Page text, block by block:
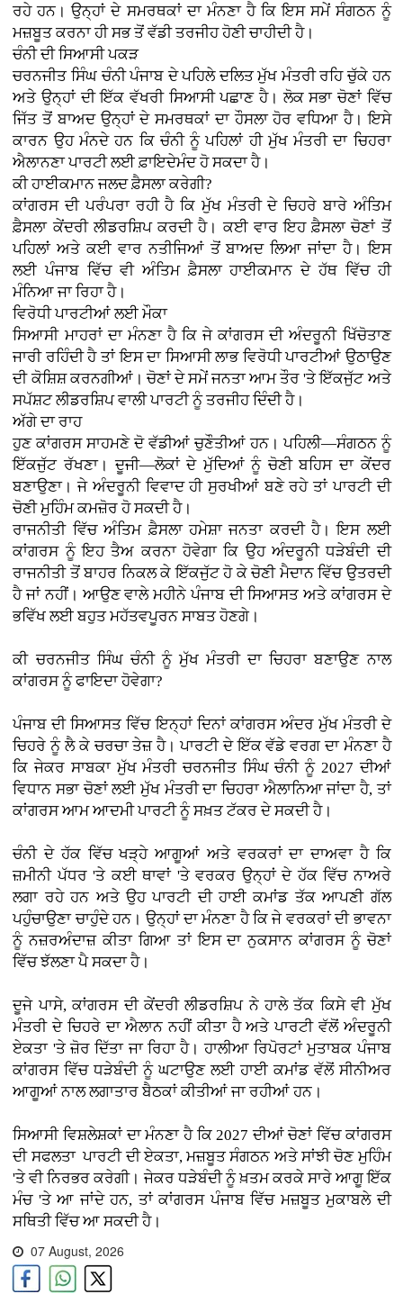
ਰਹੇ ਹਨ। ਉਨ੍ਹਾਂ ਦੇ ਸਮਰਥਕਾਂ ਦਾ ਮੰਨਣਾ ਹੈ ਕਿ ਇਸ ਸਮੇਂ ਸੰਗਠਨ ਨੂੰ
ਮਜ਼ਬੂਤ ਕਰਨਾ ਹੀ ਸਭ ਤੋਂ ਵੱਡੀ ਤਰਜੀਹ ਹੋਣੀ ਚਾਹੀਦੀ ਹੈ।
ਚੰਨੀ ਦੀ ਸਿਆਸੀ ਪਕੜ
ਚਰਨਜੀਤ ਸਿੰਘ ਚੰਨੀ ਪੰਜਾਬ ਦੇ ਪਹਿਲੇ ਦਲਿਤ ਮੁੱਖ ਮੰਤਰੀ ਰਹਿ ਚੁੱਕੇ ਹਨ
ਅਤੇ ਉਨ੍ਹਾਂ ਦੀ ਇੱਕ ਵੱਖਰੀ ਸਿਆਸੀ ਪਛਾਣ ਹੈ। ਲੋਕ ਸਭਾ ਚੋਣਾਂ ਵਿੱਚ
ਜਿੱਤ ਤੋਂ ਬਾਅਦ ਉਨ੍ਹਾਂ ਦੇ ਸਮਰਥਕਾਂ ਦਾ ਹੌਸਲਾ ਹੋਰ ਵਧਿਆ ਹੈ। ਇਸੇ
ਕਾਰਨ ਉਹ ਮੰਨਦੇ ਹਨ ਕਿ ਚੰਨੀ ਨੂੰ ਪਹਿਲਾਂ ਹੀ ਮੁੱਖ ਮੰਤਰੀ ਦਾ ਚਿਹਰਾ
ਐਲਾਨਣਾ ਪਾਰਟੀ ਲਈ ਫ਼ਾਇਦੇਮੰਦ ਹੋ ਸਕਦਾ ਹੈ।
ਕੀ ਹਾਈਕਮਾਨ ਜਲਦ ਫ਼ੈਸਲਾ ਕਰੇਗੀ?
ਕਾਂਗਰਸ ਦੀ ਪਰੰਪਰਾ ਰਹੀ ਹੈ ਕਿ ਮੁੱਖ ਮੰਤਰੀ ਦੇ ਚਿਹਰੇ ਬਾਰੇ ਅੰਤਿਮ
ਫ਼ੈਸਲਾ ਕੇਂਦਰੀ ਲੀਡਰਸ਼ਿਪ ਕਰਦੀ ਹੈ। ਕਈ ਵਾਰ ਇਹ ਫ਼ੈਸਲਾ ਚੋਣਾਂ ਤੋਂ
ਪਹਿਲਾਂ ਅਤੇ ਕਈ ਵਾਰ ਨਤੀਜਿਆਂ ਤੋਂ ਬਾਅਦ ਲਿਆ ਜਾਂਦਾ ਹੈ। ਇਸ
ਲਈ ਪੰਜਾਬ ਵਿੱਚ ਵੀ ਅੰਤਿਮ ਫ਼ੈਸਲਾ ਹਾਈਕਮਾਨ ਦੇ ਹੱਥ ਵਿੱਚ ਹੀ
ਮੰਨਿਆ ਜਾ ਰਿਹਾ ਹੈ।
ਵਿਰੋਧੀ ਪਾਰਟੀਆਂ ਲਈ ਮੌਕਾ
ਸਿਆਸੀ ਮਾਹਰਾਂ ਦਾ ਮੰਨਣਾ ਹੈ ਕਿ ਜੇ ਕਾਂਗਰਸ ਦੀ ਅੰਦਰੂਨੀ ਖਿੱਚੋਤਾਣ
ਜਾਰੀ ਰਹਿੰਦੀ ਹੈ ਤਾਂ ਇਸ ਦਾ ਸਿਆਸੀ ਲਾਭ ਵਿਰੋਧੀ ਪਾਰਟੀਆਂ ਉਠਾਉਣ
ਦੀ ਕੋਸ਼ਿਸ਼ ਕਰਨਗੀਆਂ। ਚੋਣਾਂ ਦੇ ਸਮੇਂ ਜਨਤਾ ਆਮ ਤੌਰ 'ਤੇ ਇੱਕਜੁੱਟ ਅਤੇ
ਸਪੱਸ਼ਟ ਲੀਡਰਸ਼ਿਪ ਵਾਲੀ ਪਾਰਟੀ ਨੂੰ ਤਰਜੀਹ ਦਿੰਦੀ ਹੈ।
ਅੱਗੇ ਦਾ ਰਾਹ
ਹੁਣ ਕਾਂਗਰਸ ਸਾਹਮਣੇ ਦੋ ਵੱਡੀਆਂ ਚੁਣੌਤੀਆਂ ਹਨ। ਪਹਿਲੀ—ਸੰਗਠਨ ਨੂੰ
ਇੱਕਜੁੱਟ ਰੱਖਣਾ। ਦੂਜੀ—ਲੋਕਾਂ ਦੇ ਮੁੱਦਿਆਂ ਨੂੰ ਚੋਣੀ ਬਹਿਸ ਦਾ ਕੇਂਦਰ
ਬਣਾਉਣਾ। ਜੇ ਅੰਦਰੂਨੀ ਵਿਵਾਦ ਹੀ ਸੁਰਖੀਆਂ ਬਣੇ ਰਹੇ ਤਾਂ ਪਾਰਟੀ ਦੀ
ਚੋਣੀ ਮੁਹਿੰਮ ਕਮਜ਼ੋਰ ਹੋ ਸਕਦੀ ਹੈ।
ਰਾਜਨੀਤੀ ਵਿੱਚ ਅੰਤਿਮ ਫ਼ੈਸਲਾ ਹਮੇਸ਼ਾ ਜਨਤਾ ਕਰਦੀ ਹੈ। ਇਸ ਲਈ
ਕਾਂਗਰਸ ਨੂੰ ਇਹ ਤੈਅ ਕਰਨਾ ਹੋਵੇਗਾ ਕਿ ਉਹ ਅੰਦਰੂਨੀ ਧੜੇਬੰਦੀ ਦੀ
ਰਾਜਨੀਤੀ ਤੋਂ ਬਾਹਰ ਨਿਕਲ ਕੇ ਇੱਕਜੁੱਟ ਹੋ ਕੇ ਚੋਣੀ ਮੈਦਾਨ ਵਿੱਚ ਉਤਰਦੀ
ਹੈ ਜਾਂ ਨਹੀਂ। ਆਉਣ ਵਾਲੇ ਮਹੀਨੇ ਪੰਜਾਬ ਦੀ ਸਿਆਸਤ ਅਤੇ ਕਾਂਗਰਸ ਦੇ
ਭਵਿੱਖ ਲਈ ਬਹੁਤ ਮਹੱਤਵਪੂਰਨ ਸਾਬਤ ਹੋਣਗੇ।
ਕੀ ਚਰਨਜੀਤ ਸਿੰਘ ਚੰਨੀ ਨੂੰ ਮੁੱਖ ਮੰਤਰੀ ਦਾ ਚਿਹਰਾ ਬਣਾਉਣ ਨਾਲ
ਕਾਂਗਰਸ ਨੂੰ ਫਾਇਦਾ ਹੋਵੇਗਾ?
ਪੰਜਾਬ ਦੀ ਸਿਆਸਤ ਵਿੱਚ ਇਨ੍ਹਾਂ ਦਿਨਾਂ ਕਾਂਗਰਸ ਅੰਦਰ ਮੁੱਖ ਮੰਤਰੀ ਦੇ
ਚਿਹਰੇ ਨੂੰ ਲੈ ਕੇ ਚਰਚਾ ਤੇਜ਼ ਹੈ। ਪਾਰਟੀ ਦੇ ਇੱਕ ਵੱਡੇ ਵਰਗ ਦਾ ਮੰਨਣਾ ਹੈ
ਕਿ ਜੇਕਰ ਸਾਬਕਾ ਮੁੱਖ ਮੰਤਰੀ ਚਰਨਜੀਤ ਸਿੰਘ ਚੰਨੀ ਨੂੰ 2027 ਦੀਆਂ
ਵਿਧਾਨ ਸਭਾ ਚੋਣਾਂ ਲਈ ਮੁੱਖ ਮੰਤਰੀ ਦਾ ਚਿਹਰਾ ਐਲਾਨਿਆ ਜਾਂਦਾ ਹੈ, ਤਾਂ
ਕਾਂਗਰਸ ਆਮ ਆਦਮੀ ਪਾਰਟੀ ਨੂੰ ਸਖ਼ਤ ਟੱਕਰ ਦੇ ਸਕਦੀ ਹੈ।
ਚੰਨੀ ਦੇ ਹੱਕ ਵਿੱਚ ਖੜ੍ਹੇ ਆਗੂਆਂ ਅਤੇ ਵਰਕਰਾਂ ਦਾ ਦਾਅਵਾ ਹੈ ਕਿ
ਜ਼ਮੀਨੀ ਪੱਧਰ 'ਤੇ ਕਈ ਥਾਵਾਂ 'ਤੇ ਵਰਕਰ ਉਨ੍ਹਾਂ ਦੇ ਹੱਕ ਵਿੱਚ ਨਾਅਰੇ
ਲਗਾ ਰਹੇ ਹਨ ਅਤੇ ਉਹ ਪਾਰਟੀ ਦੀ ਹਾਈ ਕਮਾਂਡ ਤੱਕ ਆਪਣੀ ਗੱਲ
ਪਹੁੰਚਾਉਣਾ ਚਾਹੁੰਦੇ ਹਨ। ਉਨ੍ਹਾਂ ਦਾ ਮੰਨਣਾ ਹੈ ਕਿ ਜੇ ਵਰਕਰਾਂ ਦੀ ਭਾਵਨਾ
ਨੂੰ ਨਜ਼ਰਅੰਦਾਜ਼ ਕੀਤਾ ਗਿਆ ਤਾਂ ਇਸ ਦਾ ਨੁਕਸਾਨ ਕਾਂਗਰਸ ਨੂੰ ਚੋਣਾਂ
ਵਿੱਚ ਝੱਲਣਾ ਪੈ ਸਕਦਾ ਹੈ।
ਦੂਜੇ ਪਾਸੇ, ਕਾਂਗਰਸ ਦੀ ਕੇਂਦਰੀ ਲੀਡਰਸ਼ਿਪ ਨੇ ਹਾਲੇ ਤੱਕ ਕਿਸੇ ਵੀ ਮੁੱਖ
ਮੰਤਰੀ ਦੇ ਚਿਹਰੇ ਦਾ ਐਲਾਨ ਨਹੀਂ ਕੀਤਾ ਹੈ ਅਤੇ ਪਾਰਟੀ ਵੱਲੋਂ ਅੰਦਰੂਨੀ
ਏਕਤਾ 'ਤੇ ਜ਼ੋਰ ਦਿੱਤਾ ਜਾ ਰਿਹਾ ਹੈ। ਹਾਲੀਆ ਰਿਪੋਰਟਾਂ ਮੁਤਾਬਕ ਪੰਜਾਬ
ਕਾਂਗਰਸ ਵਿੱਚ ਧੜੇਬੰਦੀ ਨੂੰ ਘਟਾਉਣ ਲਈ ਹਾਈ ਕਮਾਂਡ ਵੱਲੋਂ ਸੀਨੀਅਰ
ਆਗੂਆਂ ਨਾਲ ਲਗਾਤਾਰ ਬੈਠਕਾਂ ਕੀਤੀਆਂ ਜਾ ਰਹੀਆਂ ਹਨ।
ਸਿਆਸੀ ਵਿਸ਼ਲੇਸ਼ਕਾਂ ਦਾ ਮੰਨਣਾ ਹੈ ਕਿ 2027 ਦੀਆਂ ਚੋਣਾਂ ਵਿੱਚ ਕਾਂਗਰਸ
ਦੀ ਸਫਲਤਾ ਪਾਰਟੀ ਦੀ ਏਕਤਾ, ਮਜ਼ਬੂਤ ਸੰਗਠਨ ਅਤੇ ਸਾਂਝੀ ਚੋਣ ਮੁਹਿੰਮ
'ਤੇ ਵੀ ਨਿਰਭਰ ਕਰੇਗੀ। ਜੇਕਰ ਧੜੇਬੰਦੀ ਨੂੰ ਖ਼ਤਮ ਕਰਕੇ ਸਾਰੇ ਆਗੂ ਇੱਕ
ਮੰਚ 'ਤੇ ਆ ਜਾਂਦੇ ਹਨ, ਤਾਂ ਕਾਂਗਰਸ ਪੰਜਾਬ ਵਿੱਚ ਮਜ਼ਬੂਤ ਮੁਕਾਬਲੇ ਦੀ
ਸਥਿਤੀ ਵਿੱਚ ਆ ਸਕਦੀ ਹੈ।
07 August, 2026